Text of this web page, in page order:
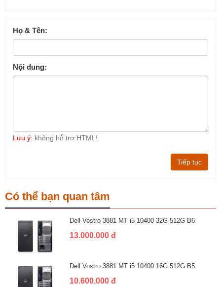
Họ & Tên:
Nội dung:
Lưu ý: không hỗ trợ HTML!
Tiếp tục
Có thể bạn quan tâm
Dell Vostro 3881 MT i5 10400 32G 512G B6
13.000.000 đ
Dell Vostro 3881 MT i5 10400 16G 512G B5
10.600.000 đ